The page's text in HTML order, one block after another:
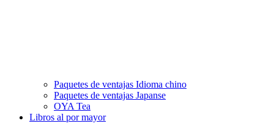
Paquetes de ventajas Idioma chino
Paquetes de ventajas Japanse
OYA Tea
Libros al por mayor